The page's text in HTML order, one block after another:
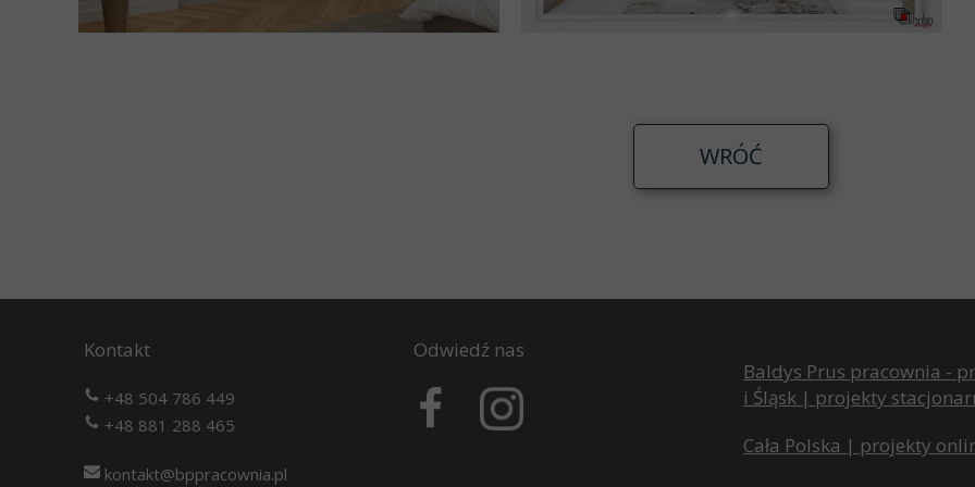
WRÓĆ
Kontakt
+48 504 786 449
+48 881 288 465
kontakt@bppracownia.pl
Odwiedź nas
Baldys Prus pracownia -
i Śląsk | projekty
Cała Polska | projekty